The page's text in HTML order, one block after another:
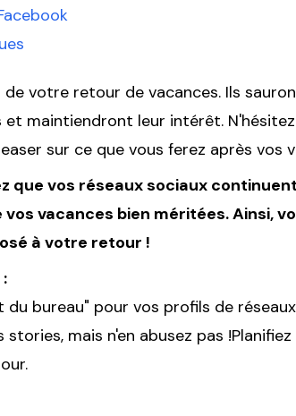
votre retour de vacances. Ils
maintiendront leur intérêt.
sur ce que vous ferez après vos
que vos réseaux sociaux
vacances bien méritées. Ainsi,
à votre retour !
bureau" pour vos profils de
mais n'en abusez pas